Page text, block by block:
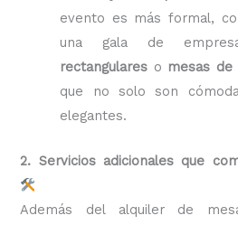
evento es más formal,
una gala de
rectangulares o mesas
que no solo son
elegantes.
2. Servicios adicionales que
Además del alquiler de